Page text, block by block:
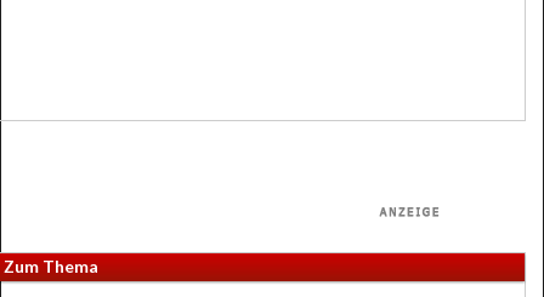
Zum Thema